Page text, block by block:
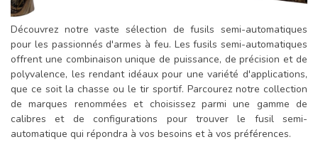
Découvrez notre vaste sélection de fusils semi-automatiques
pour les passionnés d'armes à feu. Les fusils semi-automatiques
offrent une combinaison unique de puissance, de précision et de
polyvalence, les rendant idéaux pour une variété d'applications,
que ce soit la chasse ou le tir sportif. Parcourez notre collection
de marques renommées et choisissez parmi une gamme de
calibres et de configurations pour trouver le fusil semi-
automatique qui répondra à vos besoins et à vos préférences.